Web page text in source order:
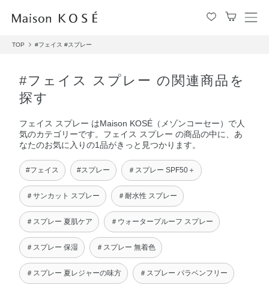
メ
TOP #フェイス #スプレー
#フェイス スプレー の関連商品を
探す
フェイス スプレー はMaison KOSÉ（メゾンコーセー）で人
気のカテゴリーです。フェイス スプレー の商品の中に、あ
なたのお気に入りの1品がきっと見つかります。
#フェイス #スプレー ＃スプレー SPF50＋
＃サンカット スプレー ＃耐水性 スプレー
＃スプレー 夏肌ケア ＃ウォータープルーフ スプレー
＃スプレー 保湿 ＃スプレー 無着色
＃スプレー 夏レジャーの味方 ＃スプレー パラベンフリー